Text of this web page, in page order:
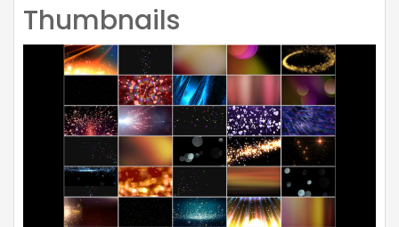
Thumbnails